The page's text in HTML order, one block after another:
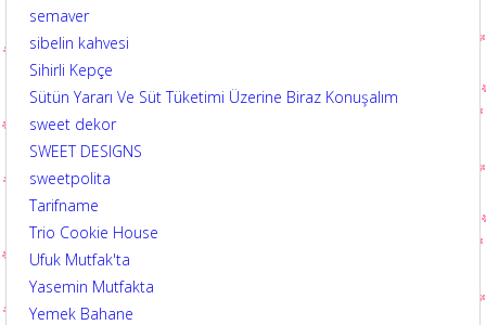
semaver
sibelin kahvesi
Sihirli Kepçe
Sütün Yararı Ve Süt Tüketimi Üzerine Biraz Konuşalım
sweet dekor
SWEET DESIGNS
sweetpolita
Tarifname
Trio Cookie House
Ufuk Mutfak'ta
Yasemin Mutfakta
Yemek Bahane